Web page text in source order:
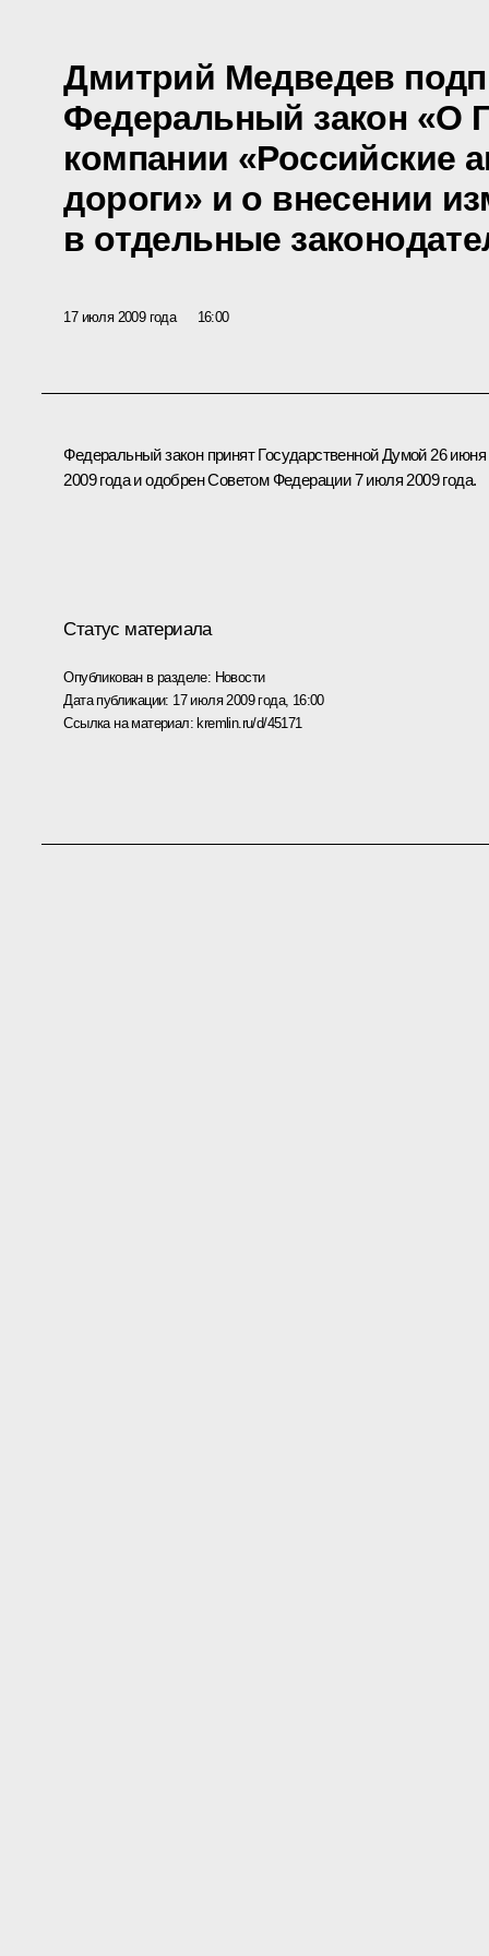
Дмитрий Медведев
Федеральный закон «О
компании «Российские
дороги» и о внесении
в отдельные
17 июля 2009 года 16:00
Федеральный закон принят Государственной Думой 26 июня
2009 года и одобрен Советом Федерации 7 июля 2009 года.
Статус материала
Опубликован в разделе: Новости
Дата публикации: 17 июля 2009 года, 16:00
Ссылка на материал:kremlin.ru/d/45171